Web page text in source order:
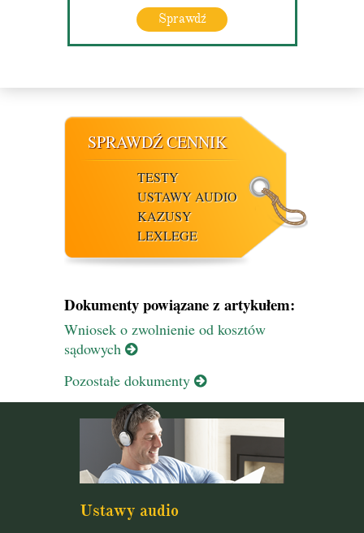
Sprawdź
SPRAWDŹ CENNIK
TESTY
USTAWY AUDIO
KAZUSY
LEXLEGE
Dokumenty powiązane z artykułem:
Wniosek o zwolnienie od kosztów
sądowych
Pozostałe dokumenty
Ustawy audio